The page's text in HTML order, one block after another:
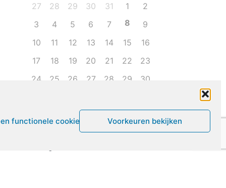
functionele cookies Voorkeuren bekijken
27
28 29 30 31 1
2
3
4 5 6 7 8
9
10
11 12 13 14 15
16
17
18 19 20 21 22
23
24
25 26 27 28 29
30
Leven met ME/CVS en POTS